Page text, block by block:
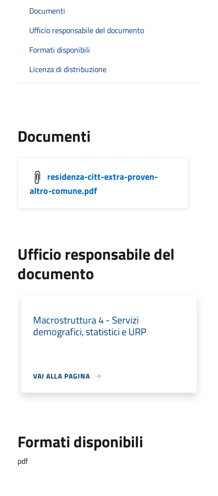
Documenti
Ufficio responsabile del documento
Formati disponibili
Licenza di distribuzione
Documenti
residenza-citt-extra-proven-
altro-comune.pdf
Ufficio responsabile del
documento
Macrostruttura 4 - Servizi
demografici, statistici e URP
VAI ALLA PAGINA
Formati disponibili
pdf